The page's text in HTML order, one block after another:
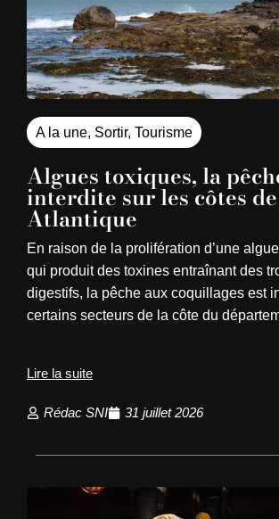
A la une, Sortir, Tourisme
Algues toxiques, la
interdite sur les côtes
Atlantique
En raison de la prolifération d’une
qui produit des toxines entraînant des
digestifs, la pêche aux coquillages est
certains secteurs de la côte du
Lire la suite
Rédac SNI 31 juillet 2026